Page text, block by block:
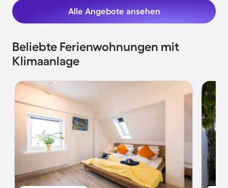
Alle Angebote ansehen
Beliebte Ferienwohnungen mit
Klimaanlage